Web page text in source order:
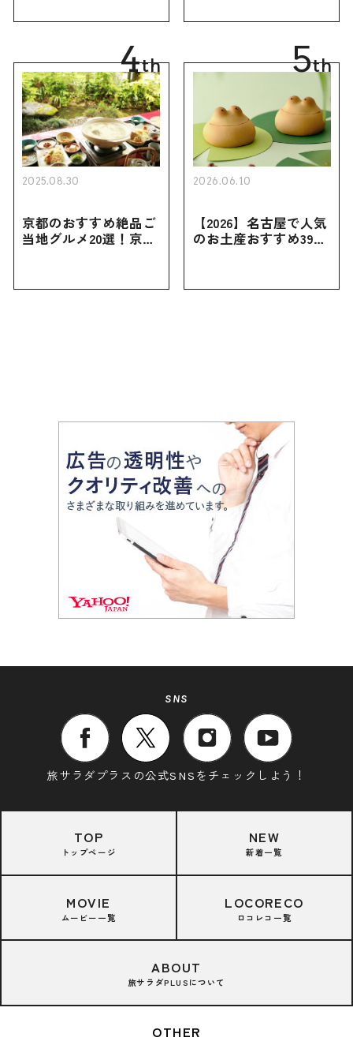
買えない限定品、女性
き用、女性向けまで幅
4th
2025.08.30
京都のおすすめ絶品ご
当地グルメ20選！京都
5th
2026.06.10
【2026】名古屋で人気
のお土産おすすめ39選
お土産・ばらまき用ま
SNS
旅サラダプラスの公式SNSをチェックしよう！
TOP
トップページ
NEW
新着一覧
MOVIE
ムービー一覧
LOCORECO
ロコレコ一覧
ABOUT
旅サラダPLUSについて
OTHER